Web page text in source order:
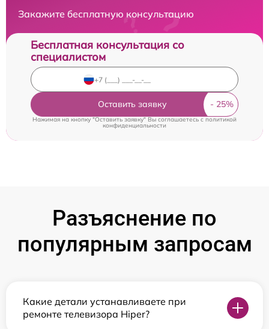
Закажите бесплатную консультацию
Бесплатная консультация со
специалистом
Оставить заявку
Нажимая на кнопку "Оставить заявку" Вы соглашаетесь c политикой
конфиденциальности
Разъяснение по
популярным запросам
Какие детали устанавливаете при
ремонте телевизора Hiper?